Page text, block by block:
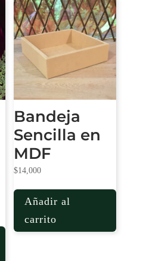
Bandeja
Sencilla en
MDF
$14,000
Añadir al
carrito